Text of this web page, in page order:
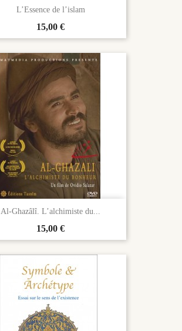
L’Essence de l’islam
Prix
15,00 €
Al-Ghazâlî. L’alchimiste du...
Prix
15,00 €